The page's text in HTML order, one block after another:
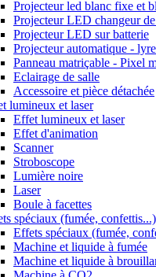
Projecteur led blanc fixe et
Projecteur LED changeur
Projecteur LED sur batterie
Projecteur automatique -
Panneau matriçable - Pixel
Eclairage de salle
Accessoire et pièce détachée
lumineux et laser
Effet lumineux et laser
Effet d'animation
Scanner
Stroboscope
Lumière noire
Laser
Boule à facettes
spéciaux (fumée, confettis...)
Effets spéciaux (fumée,
Machine et liquide à fumée
Machine et liquide à